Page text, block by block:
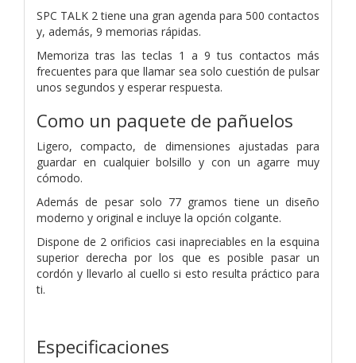
SPC TALK 2 tiene una gran agenda para 500 contactos
y, además, 9 memorias rápidas.
Memoriza tras las teclas 1 a 9 tus contactos más
frecuentes para que llamar sea solo cuestión de pulsar
unos segundos y esperar respuesta.
Como un paquete de pañuelos
Ligero, compacto, de dimensiones ajustadas para
guardar en cualquier bolsillo y con un agarre muy
cómodo.
Además de pesar solo 77 gramos tiene un diseño
moderno y original e incluye la opción colgante.
Dispone de 2 orificios casi inapreciables en la esquina
superior derecha por los que es posible pasar un
cordón y llevarlo al cuello si esto resulta práctico para
ti.
Especificaciones